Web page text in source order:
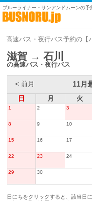
ブルーライナー・サンアンドムーンの
高速バス・夜行バス予約の【
滋賀 → 石川
の高速バス・夜行バス
< 前月 11月
日
月 火
1 2 3
8 9 10
15 16 17
22 23 24
29 30
日にちをクリックすると、該当日